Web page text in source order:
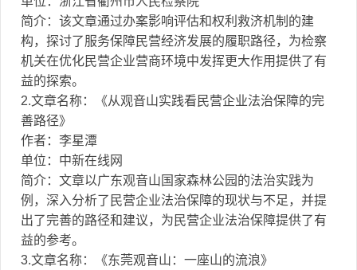
简介：该文章通过办案影响评估和权利救济机制的建
构，探讨了服务保障民营经济发展的履职路径，为检察
机关在优化民营企业营商环境中发挥更大作用提供了有
益的探索。
2.文章名称：《从观音山实践看民营企业法治保障的完
善路径》
作者：李星潭
单位：中新在线网
简介：文章以广东观音山国家森林公园的法治实践为
例，深入分析了民营企业法治保障的现状与不足，并提
出了完善的路径和建议，为民营企业法治保障提供了有
益的参考。
3.文章名称：《东莞观音山：一座山的流浪》